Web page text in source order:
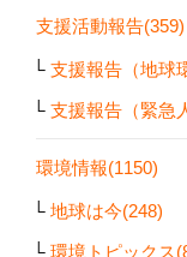
支援活動報告(359)
支援報告（地球
支援報告（緊急
環境情報(1150)
地球は今(248)
環境トピックス